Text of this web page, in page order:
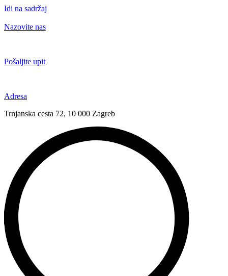
Idi na sadržaj
Nazovite nas
Pošaljite upit
Adresa
Trnjanska cesta 72, 10 000 Zagreb